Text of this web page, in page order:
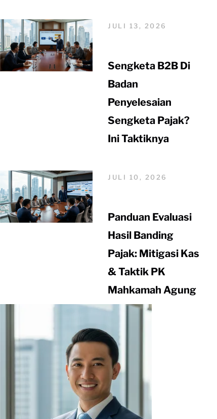
JULI 13, 2026
Sengketa B2B Di
Badan
Penyelesaian
Sengketa Pajak?
Ini Taktiknya
JULI 10, 2026
Panduan Evaluasi
Hasil Banding
Pajak: Mitigasi Kas
& Taktik PK
Mahkamah Agung